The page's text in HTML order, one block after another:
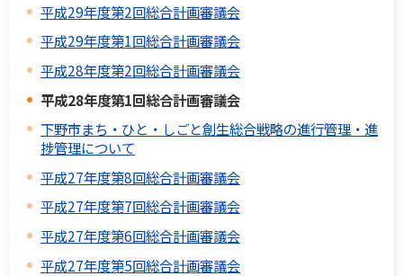
平成29年度第2回総合計画審議会
平成29年度第1回総合計画審議会
平成28年度第2回総合計画審議会
平成28年度第1回総合計画審議会
下野市まち・ひと・しごと創生総合戦略の進行管理・進
捗管理について
平成27年度第8回総合計画審議会
平成27年度第7回総合計画審議会
平成27年度第6回総合計画審議会
平成27年度第5回総合計画審議会